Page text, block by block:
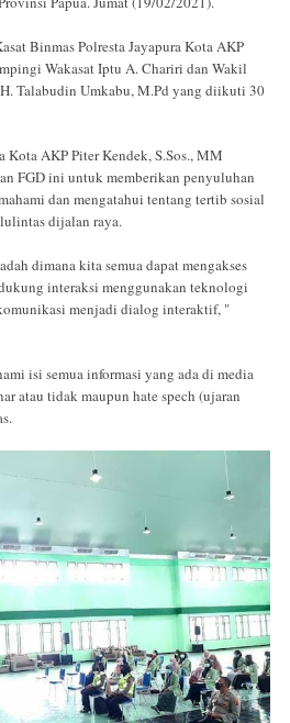
Binmas Polresta Jayapura Kota AKP
Wakasat Iptu A. Chariri dan Wakil
Talabudin Umkabu, M.Pd yang diikuti 30
Kota AKP Piter Kendek, S.Sos., MM
FGD ini untuk memberikan penyuluhan
dan mengatahui tentang tertib sosial
dijalan raya.
dimana kita semua dapat mengakses
interaksi menggunakan teknologi
menjadi dialog interaktif, "
isi semua informasi yang ada di media
atau tidak maupun hate spech (ujaran